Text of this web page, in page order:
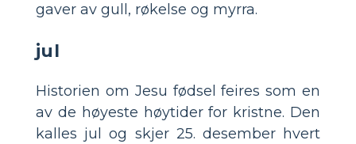
gaver av gull, røkelse og myrra.
jul
Historien om Jesu fødsel feires som en
av de høyeste høytider for kristne. Den
kalles jul og skjer 25. desember hvert